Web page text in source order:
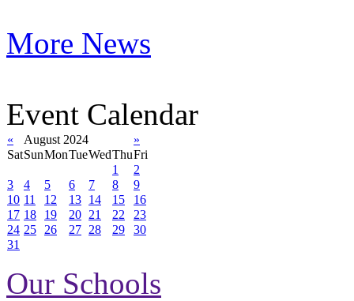
More News
Event Calendar
« August 2024
»
SatSunMonTueWedThuFri
1
2
3
4 5 6 7 8
9
10 11 12 13 14 15
16
17 18 19 20 21 22
23
24 25 26 27 28 29
30
31
Our Schools